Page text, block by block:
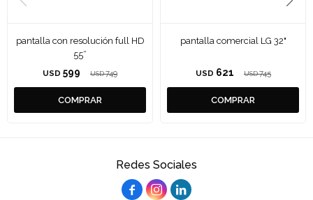
pantalla con resolución full HD
55”
USD 599 USD 749
pantalla comercial LG 32"
USD 621 USD 745
Redes Sociales
  